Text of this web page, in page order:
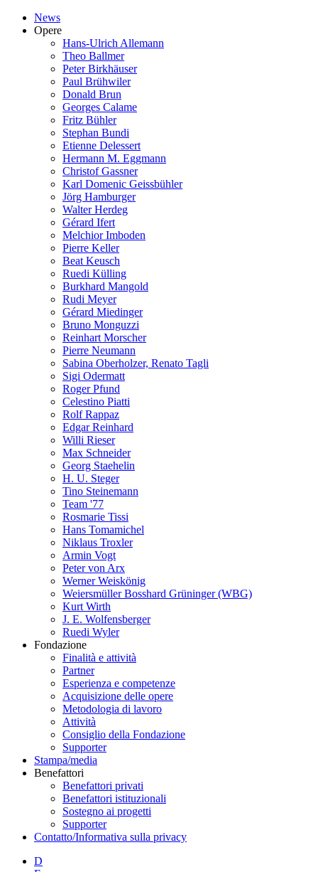
News
Opere
Hans-Ulrich Allemann
Theo Ballmer
Peter Birkhäuser
Paul Brühwiler
Donald Brun
Georges Calame
Fritz Bühler
Stephan Bundi
Etienne Delessert
Hermann M. Eggmann
Christof Gassner
Karl Domenic Geissbühler
Jörg Hamburger
Walter Herdeg
Gérard Ifert
Melchior Imboden
Pierre Keller
Beat Keusch
Ruedi Külling
Burkhard Mangold
Rudi Meyer
Gérard Miedinger
Bruno Monguzzi
Reinhart Morscher
Pierre Neumann
Sabina Oberholzer, Renato Tagli
Sigi Odermatt
Roger Pfund
Celestino Piatti
Rolf Rappaz
Edgar Reinhard
Willi Rieser
Max Schneider
Georg Staehelin
H. U. Steger
Tino Steinemann
Team '77
Rosmarie Tissi
Hans Tomamichel
Niklaus Troxler
Armin Vogt
Peter von Arx
Werner Weiskönig
Weiersmüller Bosshard Grüninger (WBG)
Kurt Wirth
J. E. Wolfensberger
Ruedi Wyler
Fondazione
Finalità e attività
Partner
Esperienza e competenze
Acquisizione delle opere
Metodologia di lavoro
Attività
Consiglio della Fondazione
Supporter
Stampa/media
Benefattori
Benefattori privati
Benefattori istituzionali
Sostegno ai progetti
Supporter
Contatto/Informativa sulla privacy
D